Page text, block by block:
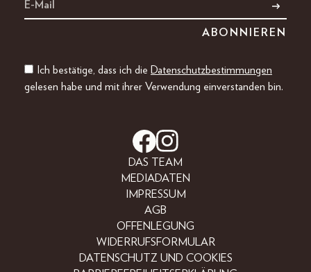
Ich bestätige, dass ich die Datenschutzbestimmungen
gelesen habe und mit ihrer Verwendung einverstanden bin.
DAS TEAM
MEDIADATEN
IMPRESSUM
AGB
OFFENLEGUNG
WIDERRUFSFORMULAR
DATENSCHUTZ UND COOKIES